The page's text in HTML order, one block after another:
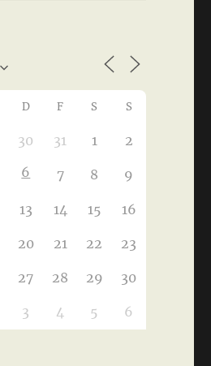
D F S S
30 31 1 2
6 7 8 9
13 14 15 16
20 21 22 23
27 28 29 30
3 4 5 6